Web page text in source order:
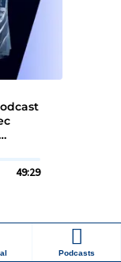
Podcasts